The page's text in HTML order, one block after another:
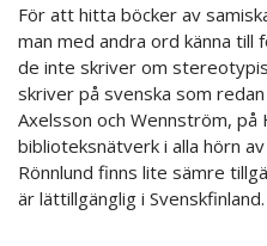
För att hitta böcker av
man med andra ord känna
de inte skriver om
skriver på svenska som
Axelsson och Wennström, på
biblioteksnätverk i alla hörn
Rönnlund finns lite sämre
är lättillgänglig i Svenskfinland.